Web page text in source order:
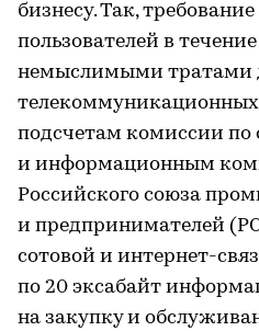
бизнесу. Так,
пользователей в
немыслимыми тратами
подсчетам комиссии по
и информационным
Российского союза
и предпринимателей
сотовой и интернет-
по 20 эксабайт
на закупку и